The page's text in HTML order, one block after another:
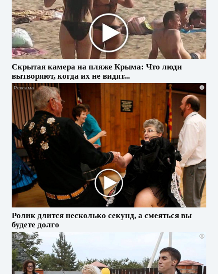
Скрытая камера на пляже Крыма: Что люди
вытворяют, когда их не видят...
i
Ролик длится несколько секунд, а смеяться вы
будете долго
i